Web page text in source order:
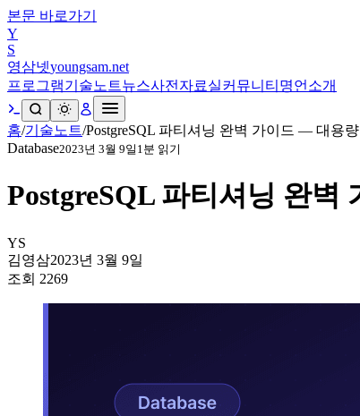
본문 바로가기
Y
S
영삼넷youngsam.net
프로그램기술노트뉴스사전 자료실커뮤니티 명언 소개
홈/기술노트/PostgreSQL 파티셔닝 완벽 가이드 — 대용
Database2023년 3월 9일 1분 읽기
PostgreSQL 파티셔닝 완
YS
김영삼2023년 3월 9일
조회 2269